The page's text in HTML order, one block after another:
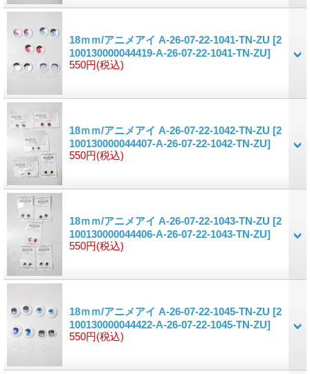
18ｍｍ/アニメアイ A-26-07-22-1041-TN-ZU [2
100130000044419-A-26-07-22-1041-TN-ZU]
550円(税込)
18ｍｍ/アニメアイ A-26-07-22-1042-TN-ZU [2
100130000044407-A-26-07-22-1042-TN-ZU]
550円(税込)
18ｍｍ/アニメアイ A-26-07-22-1043-TN-ZU [2
100130000044406-A-26-07-22-1043-TN-ZU]
550円(税込)
18ｍｍ/アニメアイ A-26-07-22-1045-TN-ZU [2
100130000044422-A-26-07-22-1045-TN-ZU]
550円(税込)